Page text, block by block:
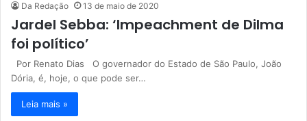
Da Redação 13 de maio de 2020
Jardel Sebba: ‘Impeachment de Dilma
foi político’
Por Renato Dias O governador do Estado de São Paulo, João
Dória, é, hoje, o que pode ser…
Leia mais »